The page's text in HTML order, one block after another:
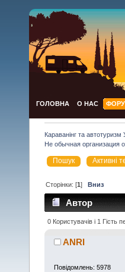
ГОЛОВНА О НАС
Караванінг та автотуризм
Не обычная организация
Пошук Активні
Сторінки: [1]Вниз
Автор
0 Користувачів і 1 Гість
ANRI
Повідомлень: 5978